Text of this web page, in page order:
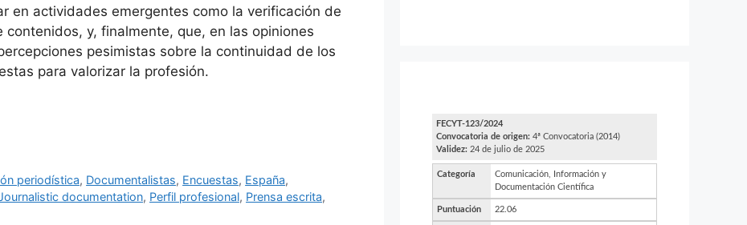
en actividades emergentes como la verificación de
y, finalmente, que, en las opiniones
pesimistas sobre la continuidad de los
para valorizar la profesión.
periodística, Documentalistas, Encuestas, España,
documentation, Perfil profesional, Prensa escrita,